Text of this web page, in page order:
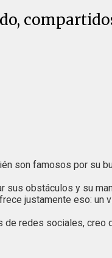
son famosos por su
obstáculos y su
justamente eso:
redes sociales, creo